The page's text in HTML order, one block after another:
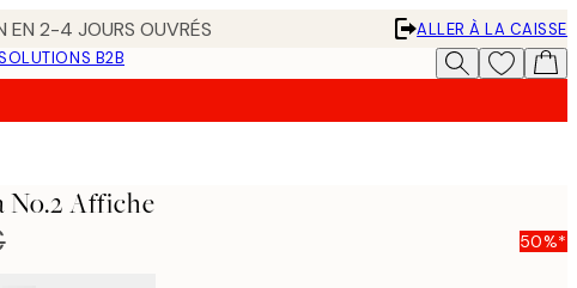
EN 2-4 JOURS OUVRÉS
ALLER À LA CAISSE
B2B
No.2 Affiche
50%*